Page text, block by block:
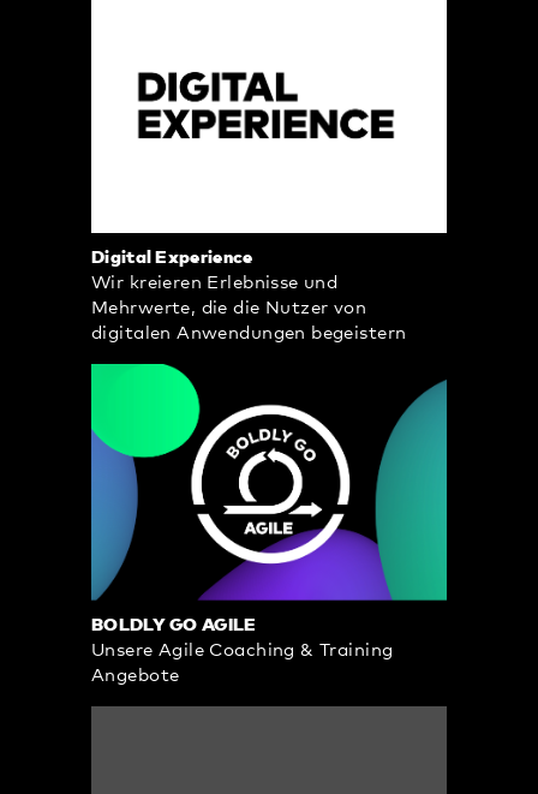
Digital Experience
Wir kreieren Erlebnisse und
Mehrwerte, die die Nutzer von
digitalen Anwendungen begeistern
BOLDLY GO AGILE
Unsere Agile Coaching & Training
Angebote